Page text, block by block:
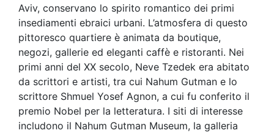
Aviv, conservano lo spirito romantico dei primi
insediamenti ebraici urbani. L’atmosfera di questo
pittoresco quartiere è animata da boutique,
negozi, gallerie ed eleganti caffè e ristoranti. Nei
primi anni del XX secolo, Neve Tzedek era abitato
da scrittori e artisti, tra cui Nahum Gutman e lo
scrittore Shmuel Yosef Agnon, a cui fu conferito il
premio Nobel per la letteratura. I siti di interesse
includono il Nahum Gutman Museum, la galleria